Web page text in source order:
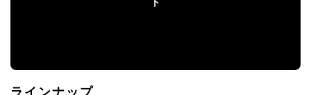
ラインナップ